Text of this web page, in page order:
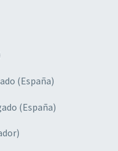
(España)
(España)